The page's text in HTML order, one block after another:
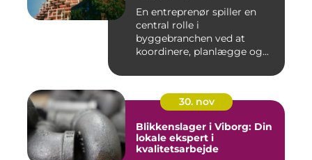
En entreprenør spiller en
central rolle i
byggebranchen ved at
koordinere, planlægge og...
30. nov
Blikkenslager i Viborg: Din
lokale ekspert i
kvalitetsarbejde